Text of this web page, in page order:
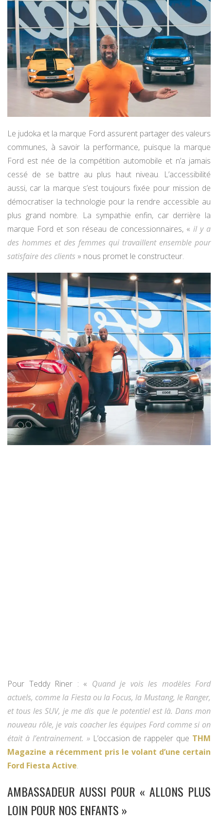
Le judoka et la marque Ford assurent partager des valeurs
communes, à savoir la performance, puisque la marque
Ford est née de la compétition automobile et n’a jamais
cessé de se battre au plus haut niveau. L’accessibilité
aussi, car la marque s’est toujours fixée pour mission de
démocratiser la technologie pour la rendre accessible au
plus grand nombre. La sympathie enfin, car derrière la
marque Ford et son réseau de concessionnaires, «il y a
des hommes et des femmes qui travaillent ensemble pour
satisfaire des clients » nous promet le constructeur.
Pour Teddy Riner : « Quand je vois les modèles Ford
actuels, comme la Fiesta ou la Focus, la Mustang, le Ranger,
et tous les SUV, je me dis que le potentiel est là. Dans mon
nouveau rôle, je vais coacher les équipes Ford comme si on
était à l’entrainement. » L’occasion de rappeler que THM
Magazine a récemment pris le volant d’une certain
Ford Fiesta Active.
AMBASSADEUR AUSSI POUR « ALLONS PLUS
LOIN POUR NOS ENFANTS »